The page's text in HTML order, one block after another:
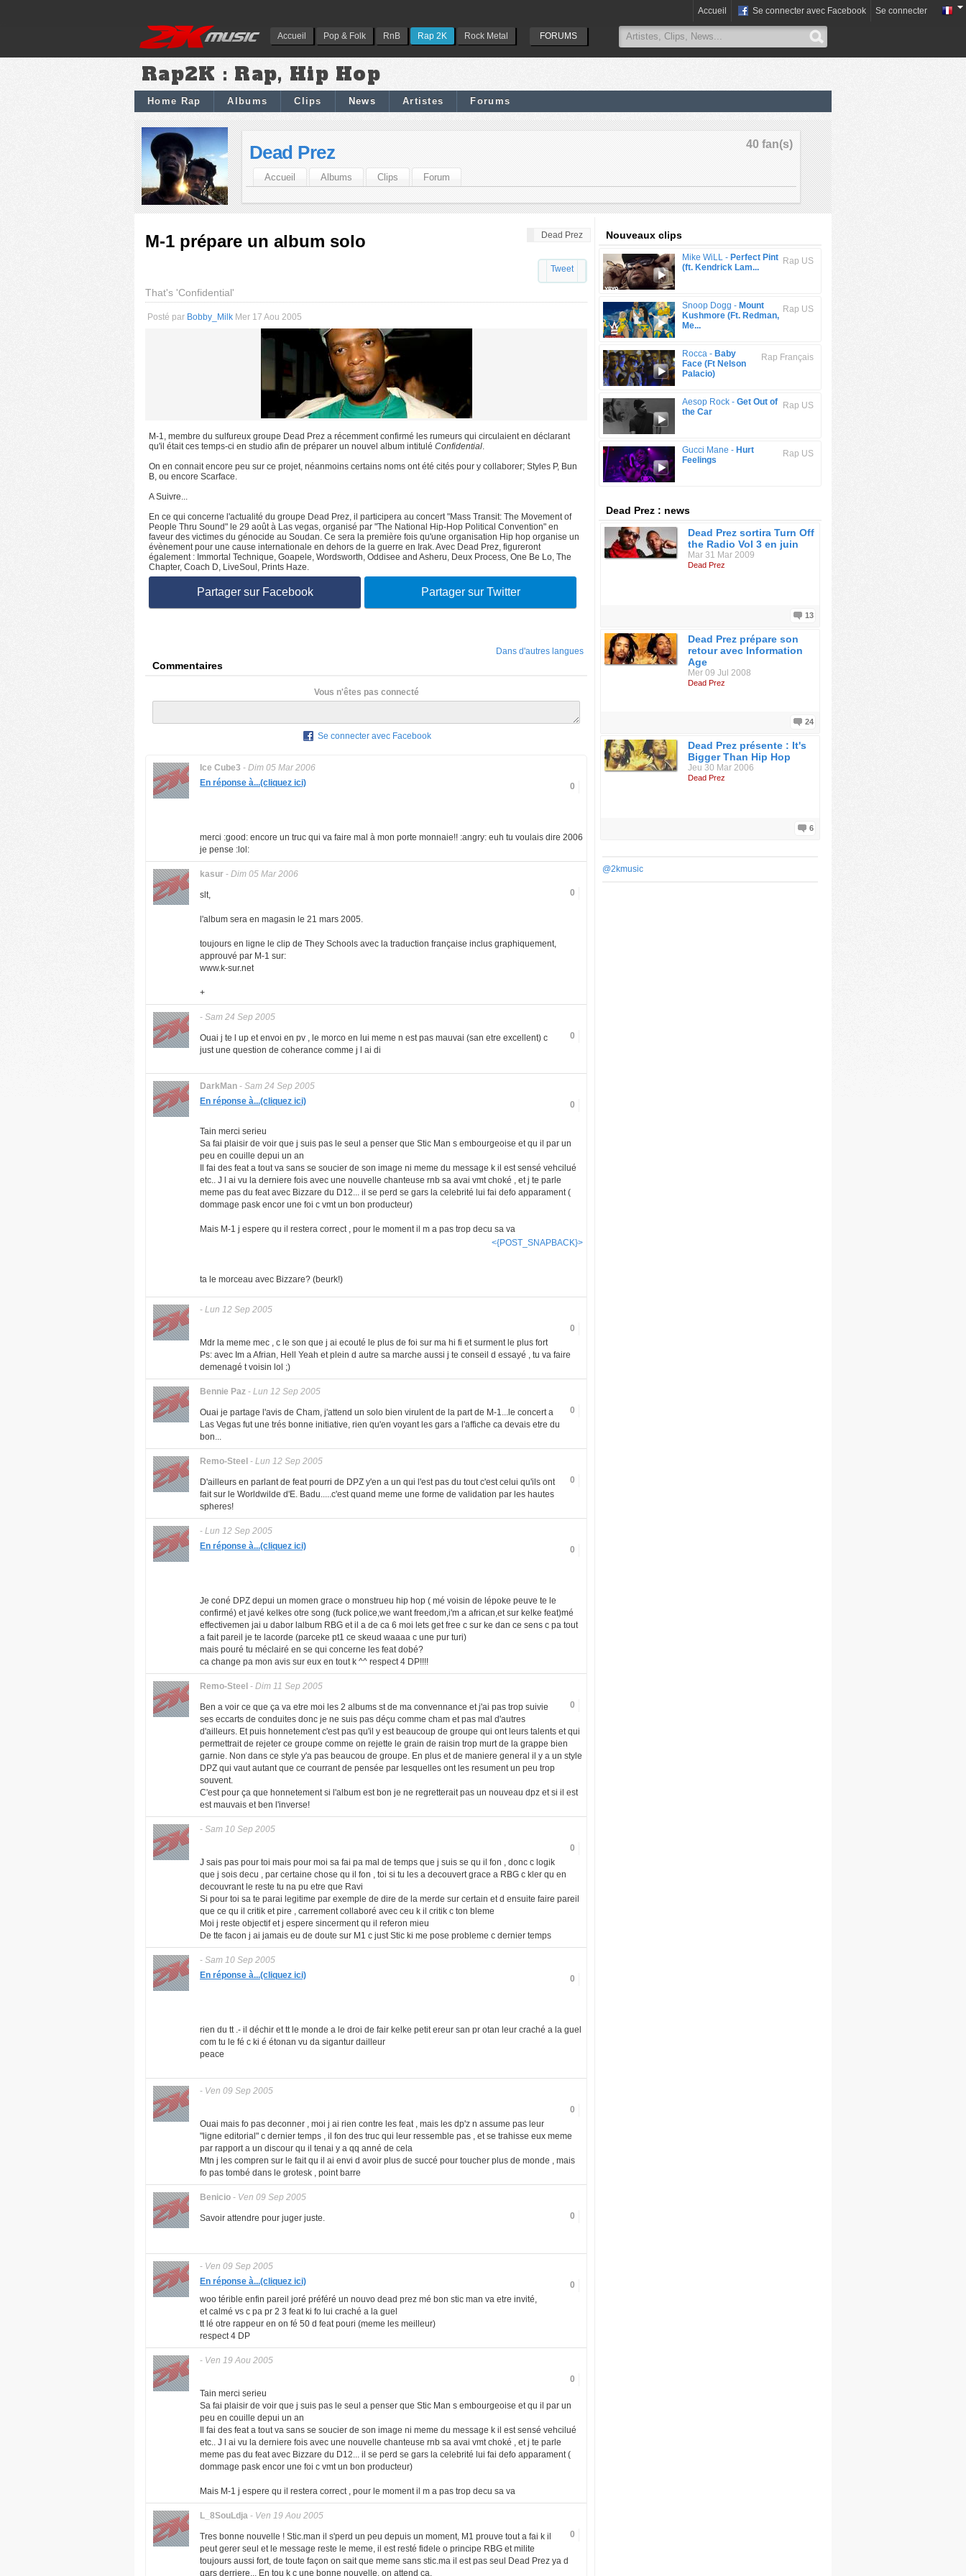
Accueil Pop & Folk RnB Rap 2K Rock Metal FORUMS
Accueil Se connecter avec Facebook Se connecter
Rap2K : Rap, Hip Hop
Home Rap Albums Clips News Artistes Forums
40 fan(s)
Dead Prez
Accueil Albums Clips Forum
Dead Prez
M-1 prépare un album solo
Tweet
That's 'Confidential'
Posté par Bobby_Milk Mer 17 Aou 2005
M-1, membre du sulfureux groupe Dead Prez a récemment confirmé les rumeurs qui circulaient en déclarant
qu'il était ces temps-ci en studio afin de préparer un nouvel album intitulé Confidential.
On en connait encore peu sur ce projet, néanmoins certains noms ont été cités pour y collaborer; Styles P, Bun
B, ou encore Scarface.
A Suivre...
En ce qui concerne l'actualité du groupe Dead Prez, il participera au concert "Mass Transit: The Movement of
People Thru Sound" le 29 août à Las vegas, organisé par "The National Hip-Hop Political Convention" en
faveur des victimes du génocide au Soudan. Ce sera la première fois qu'une organisation Hip hop organise un
évènement pour une cause internationale en dehors de la guerre en Irak. Avec Dead Prez, figureront
également : Immortal Technique, Goapele, Wordsworth, Oddisee and Asheru, Deux Process, One Be Lo, The
Chapter, Coach D, LiveSoul, Prints Haze.
Partager sur Facebook Partager sur Twitter
Dans d'autres langues
Commentaires
Vous n'êtes pas connecté
Se connecter avec Facebook
Ice Cube3 - Dim 05 Mar 2006
0
En réponse à...(cliquez ici)
merci :good: encore un truc qui va faire mal à mon porte monnaie!! :angry: euh tu voulais dire 2006
je pense :lol:
kasur - Dim 05 Mar 2006
0
slt,
l'album sera en magasin le 21 mars 2005.
toujours en ligne le clip de They Schools avec la traduction française inclus graphiquement,
approuvé par M-1 sur:
www.k-sur.net
+
- Sam 24 Sep 2005
0
Ouai j te l up et envoi en pv , le morco en lui meme n est pas mauvai (san etre excellent) c
just une question de coherance comme j l ai di
DarkMan - Sam 24 Sep 2005
0
En réponse à...(cliquez ici)
Tain merci serieu
Sa fai plaisir de voir que j suis pas le seul a penser que Stic Man s embourgeoise et qu il par un
peu en couille depui un an
Il fai des feat a tout va sans se soucier de son image ni meme du message k il est sensé vehcilué
etc.. J l ai vu la derniere fois avec une nouvelle chanteuse rnb sa avai vmt choké , et j te parle
meme pas du feat avec Bizzare du D12... il se perd se gars la celebrité lui fai defo apparament (
dommage pask encor une foi c vmt un bon producteur)
Mais M-1 j espere qu il restera correct , pour le moment il m a pas trop decu sa va
<{POST_SNAPBACK}>
ta le morceau avec Bizzare? (beurk!)
- Lun 12 Sep 2005
0
Mdr la meme mec , c le son que j ai ecouté le plus de foi sur ma hi fi et surment le plus fort
Ps: avec Im a Afrian, Hell Yeah et plein d autre sa marche aussi j te conseil d essayé , tu va faire
demenagé t voisin lol ;)
Bennie Paz - Lun 12 Sep 2005
0
Ouai je partage l'avis de Cham, j'attend un solo bien virulent de la part de M-1...le concert a
Las Vegas fut une trés bonne initiative, rien qu'en voyant les gars a l'affiche ca devais etre du
bon...
Remo-Steel - Lun 12 Sep 2005
0
D'ailleurs en parlant de feat pourri de DPZ y'en a un qui l'est pas du tout c'est celui qu'ils ont
fait sur le Worldwilde d'E. Badu.....c'est quand meme une forme de validation par les hautes
spheres!
- Lun 12 Sep 2005
0
En réponse à...(cliquez ici)
Je coné DPZ depui un momen grace o monstrueu hip hop ( mé voisin de lépoke peuve te le
confirmé) et javé kelkes otre song (fuck police,we want freedom,i'm a african,et sur kelke feat)mé
effectivemen jai u dabor lalbum RBG et il a de ca 6 moi lets get free c sur ke dan ce sens c pa tout
a fait pareil je te lacorde (parceke pt1 ce skeud waaaa c une pur turi)
mais pouré tu méclairé en se qui concerne les feat dobé?
ca change pa mon avis sur eux en tout k ^^ respect 4 DP!!!!
Remo-Steel - Dim 11 Sep 2005
0
Ben a voir ce que ça va etre moi les 2 albums st de ma convennance et j'ai pas trop suivie
ses eccarts de conduites donc je ne suis pas déçu comme cham et pas mal d'autres
d'ailleurs. Et puis honnetement c'est pas qu'il y est beaucoup de groupe qui ont leurs talents et qui
permettrait de rejeter ce groupe comme on rejette le grain de raisin trop murt de la grappe bien
garnie. Non dans ce style y'a pas beaucou de groupe. En plus et de maniere general il y a un style
DPZ qui vaut autant que ce courrant de pensée par lesquelles ont les resument un peu trop
souvent.
C'est pour ça que honnetement si l'album est bon je ne regretterait pas un nouveau dpz et si il est
est mauvais et ben l'inverse!
- Sam 10 Sep 2005
0
J sais pas pour toi mais pour moi sa fai pa mal de temps que j suis se qu il fon , donc c logik
que j sois decu , par certaine chose qu il fon , toi si tu les a decouvert grace a RBG c kler qu en
decouvrant le reste tu na pu etre que Ravi
Si pour toi sa te parai legitime par exemple de dire de la merde sur certain et d ensuite faire pareil
que ce qu il critik et pire , carrement collaboré avec ceu k il critik c ton bleme
Moi j reste objectif et j espere sincerment qu il referon mieu
De tte facon j ai jamais eu de doute sur M1 c just Stic ki me pose probleme c dernier temps
- Sam 10 Sep 2005
0
En réponse à...(cliquez ici)
rien du tt .- il déchir et tt le monde a le droi de fair kelke petit ereur san pr otan leur craché a la guel
com tu le fé c ki é étonan vu da sigantur dailleur
peace
- Ven 09 Sep 2005
0
Ouai mais fo pas deconner , moi j ai rien contre les feat , mais les dp'z n assume pas leur
"ligne editorial" c dernier temps , il fon des truc qui leur ressemble pas , et se trahisse eux meme
par rapport a un discour qu il tenai y a qq anné de cela
Mtn j les compren sur le fait qu il ai envi d avoir plus de succé pour toucher plus de monde , mais
fo pas tombé dans le grotesk , point barre
Benicio - Ven 09 Sep 2005
0
Savoir attendre pour juger juste.
- Ven 09 Sep 2005
0
En réponse à...(cliquez ici)
woo térible enfin pareil joré préféré un nouvo dead prez mé bon stic man va etre invité,
et calmé vs c pa pr 2 3 feat ki fo lui craché a la guel
tt lé otre rappeur en on fé 50 d feat pouri (meme les meilleur)
respect 4 DP
- Ven 19 Aou 2005
0
Tain merci serieu
Sa fai plaisir de voir que j suis pas le seul a penser que Stic Man s embourgeoise et qu il par un
peu en couille depui un an
Il fai des feat a tout va sans se soucier de son image ni meme du message k il est sensé vehcilué
etc.. J l ai vu la derniere fois avec une nouvelle chanteuse rnb sa avai vmt choké , et j te parle
meme pas du feat avec Bizzare du D12... il se perd se gars la celebrité lui fai defo apparament (
dommage pask encor une foi c vmt un bon producteur)
Mais M-1 j espere qu il restera correct , pour le moment il m a pas trop decu sa va
L_8SouLdja - Ven 19 Aou 2005
0
Tres bonne nouvelle ! Stic.man il s'perd un peu depuis un moment, M1 prouve tout a fai k il
peut gerer seul et le message reste le meme, il est resté fidele o principe RBG et milite
toujours aussi fort, de toute façon on sait que meme sans stic.ma il est pas seul Dead Prez ya d
gars derriere... En tou k c une bonne nouvelle, on attend ca.
Nouveaux clips
Rap US
Mike WiLL - Perfect Pint
(ft. Kendrick Lam...
Rap US
Snoop Dogg - Mount
Kushmore (Ft. Redman,
Me...
Rap Français
Rocca - Baby
Face (Ft Nelson
Palacio)
Rap US
Aesop Rock - Get Out of
the Car
Rap US
Gucci Mane - Hurt
Feelings
Dead Prez : news
Dead Prez sortira Turn Off
the Radio Vol 3 en juin
Mar 31 Mar 2009
Dead Prez
13
Dead Prez prépare son
retour avec Information
Age
Mer 09 Jul 2008
Dead Prez
24
Dead Prez présente : It's
Bigger Than Hip Hop
Jeu 30 Mar 2006
Dead Prez
6
@2kmusic